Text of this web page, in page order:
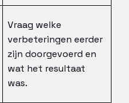
Vraag welke
verbeteringen eerder
zijn doorgevoerd en
wat het resultaat
was.